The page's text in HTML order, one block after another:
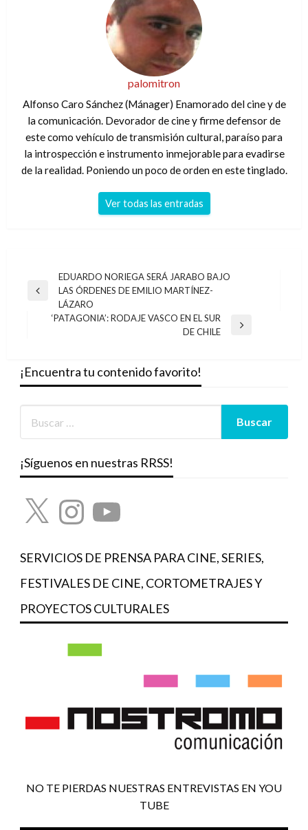
palomitron
Alfonso Caro Sánchez (Mánager) Enamorado del cine y de
la comunicación. Devorador de cine y firme defensor de
este como vehículo de transmisión cultural, paraíso para
la introspección e instrumento inmejorable para evadirse
de la realidad. Poniendo un poco de orden en este tinglado.
Ver todas las entradas
Navegación
de
entradas
Entrada
anterior
EDUARDO NORIEGA SERÁ JARABO BAJO
LAS ÓRDENES DE EMILIO MARTÍNEZ-
LÁZARO
‘PATAGONIA’: RODAJE VASCO EN EL SUR
DE CHILE
¡Encuentra tu contenido favorito!
¡Síguenos en nuestras RRSS!
X InstagramYouTube
SERVICIOS DE PRENSA PARA CINE, SERIES,
FESTIVALES DE CINE, CORTOMETRAJES Y
PROYECTOS CULTURALES
NO TE PIERDAS NUESTRAS ENTREVISTAS EN YOU
TUBE